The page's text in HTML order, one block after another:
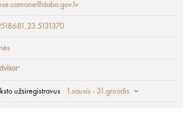
užsiregistravus 1.sausis - 31.gruodis